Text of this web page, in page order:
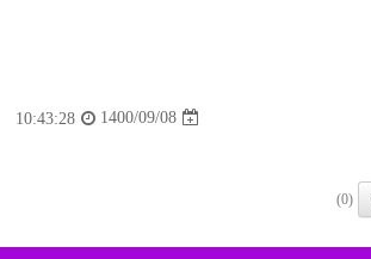
1400/09/08
10:43:28
(0)